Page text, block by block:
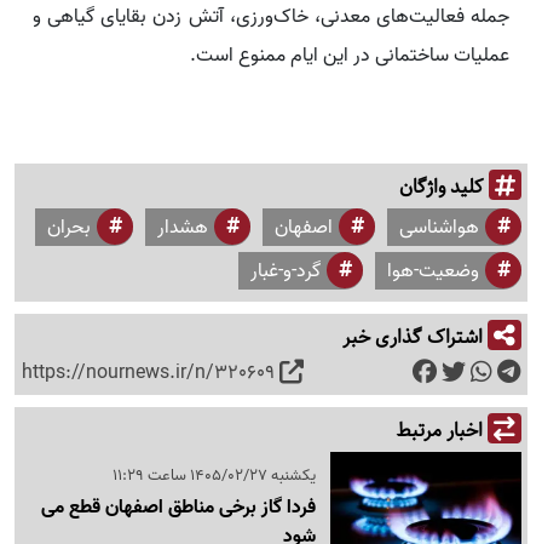
جمله فعالیت‌های معدنی، خاک‌ورزی، آتش زدن بقایای گیاهی و
عملیات ساختمانی در این ایام ممنوع است.
کلید واژگان
هواشناسی اصفهان هشدار
بحران
وضعیت-هوا
گرد-و-غبار
اشتراک گذاری خبر
https://nournews.ir/n/320609
اخبار مرتبط
یکشنبه 1405/02/27 ساعت 11:29
فردا گاز برخی مناطق اصفهان قطع می
شود